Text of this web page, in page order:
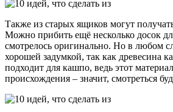
Также из старых ящиков могут
Можно прибить ещё несколько досок
смотрелось оригинально. Но в любом
хорошей задумкой, так как древесина
подходит для кашпо, ведь этот
происхождения – значит, смотреться